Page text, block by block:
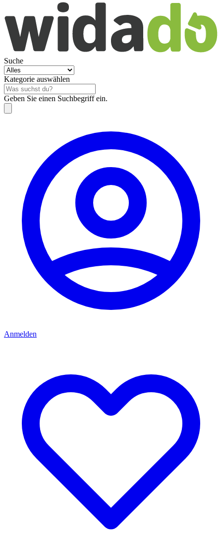
Suche
Kategorie auswählen
Geben Sie einen Suchbegriff ein.
Anmelden